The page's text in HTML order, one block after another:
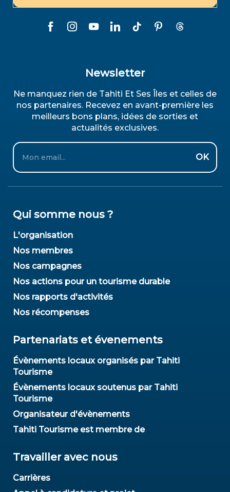
Newsletter
Ne manquez rien de Tahiti Et Ses Îles et celles de
nos partenaires. Recevez en avant-première les
meilleurs bons plans, idées de sorties et
actualités exclusives.
Email
OK
Qui somme nous ?
L'organisation
Nos membres
Nos campagnes
Nos actions pour un tourisme durable
Nos rapports d'activités
Nos récompenses
Partenariats et évenements
Évènements locaux organisés par Tahiti
Tourisme
Évènements locaux soutenus par Tahiti
Tourisme
Organisateur d'évènements
Tahiti Tourisme est membre de
Travailler avec nous
Carrières